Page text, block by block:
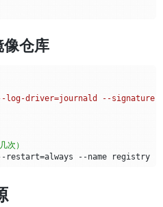
仓库
log-driver=journald --
次）
restart=